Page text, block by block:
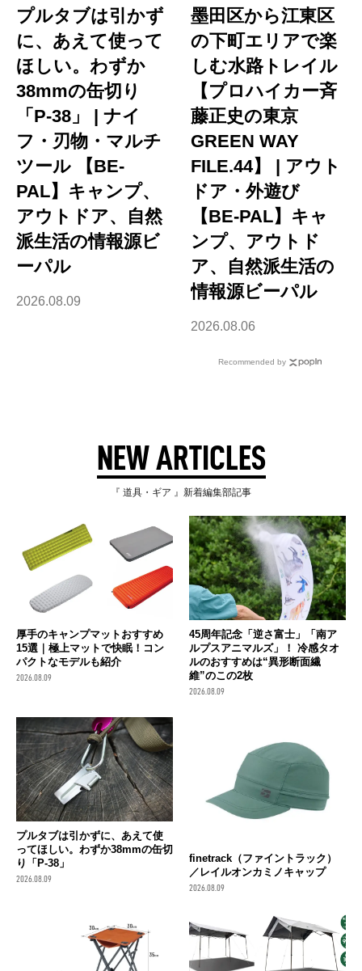
プルタブは引かず
に、あえて使って
ほしい。わずか
38mmの缶切り
「P-38」 | ナイ
フ・刃物・マルチ
ツール 【BE-
PAL】キャンプ、
アウトドア、自然
派生活の情報源ビ
ーパル
2026.08.09
墨田区から江東区
の下町エリアで楽
しむ水路トレイル
【プロハイカー斉
藤正史の東京
GREEN WAY
FILE.44】 | アウト
ドア・外遊び
【BE-PAL】キャ
ンプ、アウトド
ア、自然派生活の
情報源ビーパル
2026.08.06
Recommended by
NEW ARTICLES
『 道具・ギア 』新着編集部記事
厚手のキャンプマットおすすめ
15選｜極上マットで快眠！コン
パクトなモデルも紹介
2026.08.09
45周年記念「逆さ富士」「南ア
ルプスアニマルズ」！ 冷感タオ
ルのおすすめは“異形断面繊
維”のこの2枚
2026.08.09
プルタブは引かずに、あえて使
ってほしい。わずか38mmの缶切
り「P-38」
2026.08.09
finetrack（ファイントラック）
／レイルオンカミノキャップ
2026.08.09